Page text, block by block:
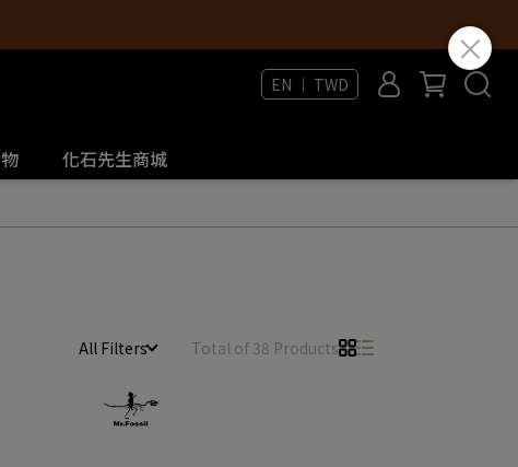
EN ｜ TWD
化石先生商城
All Filters Total of 38 Products